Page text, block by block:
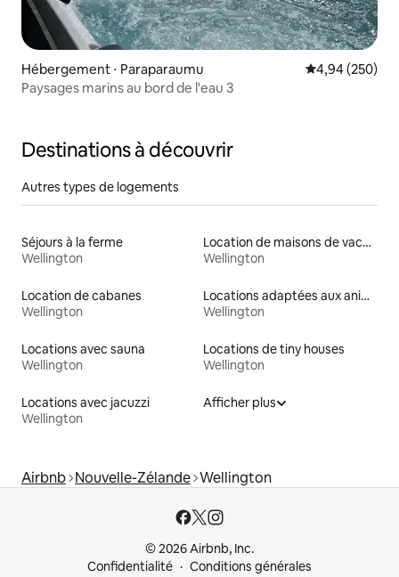
Hébergement ⋅ Paraparaumu Évaluation
4,94 (250)
Paysages marins au bord de l'eau 3
Destinations à découvrir
Autres types de logements
Séjours à la ferme
Wellington
Location de maisons de vacances
Wellington
Location de cabanes
Wellington
Locations adaptées aux animaux
Wellington
Locations avec sauna
Wellington
Locations de tiny houses
Wellington
Locations avec jacuzzi
Wellington
Afficher plus
Airbnb Nouvelle-Zélande Wellington
© 2026 Airbnb, Inc.
Confidentialité
Conditions générales